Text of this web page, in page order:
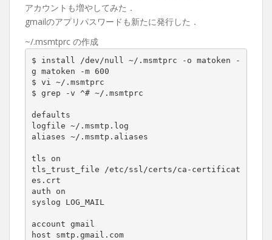
アカウントも増やしてみた．
gmailのアプリパスワードも新たに発行した．
~/.msmtprc の作成
$ install /dev/null ~/.msmtprc -o matoken -
g matoken -m 600
$ vi ~/.msmtprc
$ grep -v ^# ~/.msmtprc
defaults
logfile ~/.msmtp.log
aliases ~/.msmtp.aliases
tls on
tls_trust_file /etc/ssl/certs/ca-certificat
es.crt
auth on
syslog LOG_MAIL
account gmail
host smtp.gmail.com